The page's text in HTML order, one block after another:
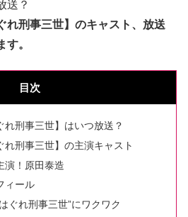
送？
れ刑事三世】のキャスト、放送
す。
目次
れ刑事三世】はいつ放送？
れ刑事三世】の主演キャスト
演！原田泰造
ィール
ぐれ刑事三世”にワクワク